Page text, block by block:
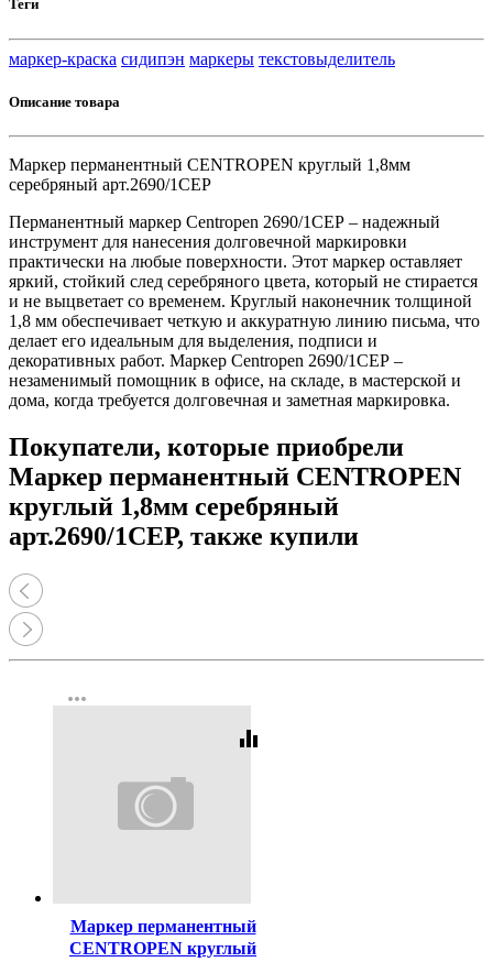
Теги
маркер-краска сидипэн маркеры текстовыделитель
Описание товара
Маркер перманентный CENTROPEN круглый 1,8мм
серебряный арт.2690/1СЕР
Перманентный маркер Centropen 2690/1СЕР – надежный
инструмент для нанесения долговечной маркировки
практически на любые поверхности. Этот маркер оставляет
яркий, стойкий след серебряного цвета, который не стирается
и не выцветает со временем. Круглый наконечник толщиной
1,8 мм обеспечивает четкую и аккуратную линию письма, что
делает его идеальным для выделения, подписи и
декоративных работ. Маркер Centropen 2690/1СЕР –
незаменимый помощник в офисе, на складе, в мастерской и
дома, когда требуется долговечная и заметная маркировка.
Покупатели, которые приобрели
Маркер перманентный CENTROPEN
круглый 1,8мм серебряный
арт.2690/1СЕР, также купили
more_horiz
equalizer
Маркер перманентный
CENTROPEN круглый